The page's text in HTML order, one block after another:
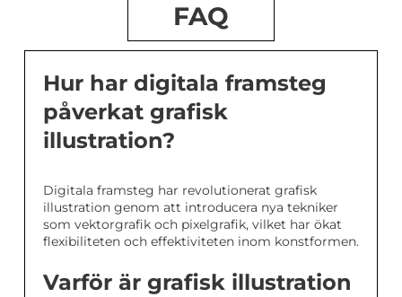
FAQ
Hur har digitala framsteg
påverkat grafisk
illustration?
Digitala framsteg har revolutionerat grafisk
illustration genom att introducera nya tekniker
som vektorgrafik och pixelgrafik, vilket har ökat
flexibiliteten och effektiviteten inom konstformen.
Varför är grafisk illustration